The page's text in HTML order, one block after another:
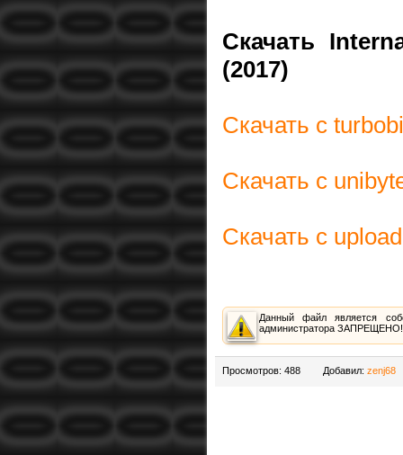
Скачать
(2017)
Скачать с
Скачать с
Скачать с
Данный файл является
администратора
Просмотров: 488 Добавил: zenj68